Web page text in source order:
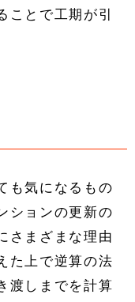
ことで工期が引
も気になるもの
ションの更新の
さまざまな理由
た上で逆算の法
渡しまでを計算